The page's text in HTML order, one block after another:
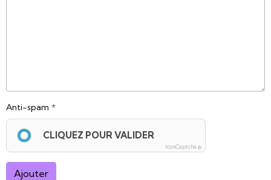
Anti-spam
CLIQUEZ POUR VALIDER
IconCaptcha ©
Ajouter